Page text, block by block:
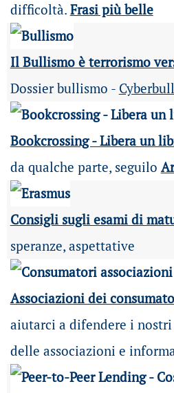
difficoltà. Frasi più belle
Il Bullismo è terrorismo
Dossier bullismo -
Bookcrossing - Libera un
da qualche parte, seguilo
Consigli sugli esami di
speranze, aspettative
Associazioni dei
aiutarci a difendere i
delle associazioni e